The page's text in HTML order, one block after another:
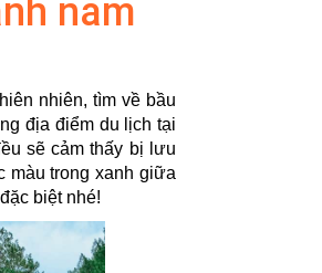
nằm
nhiên, tìm về bầu
địa điểm du lịch tại
sẽ cảm thấy bị lưu
màu trong xanh giữa
biệt nhé!